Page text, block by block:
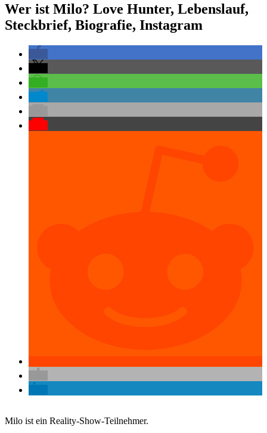
Wer ist Milo? Love Hunter, Lebenslauf,
Steckbrief, Biografie, Instagram
Milo ist ein Reality-Show-Teilnehmer.